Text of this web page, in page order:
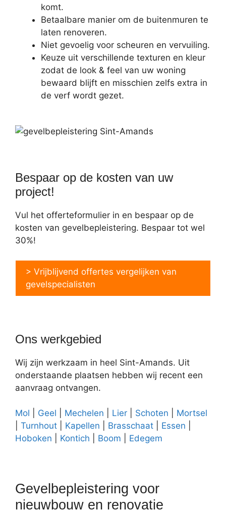
komt.
Betaalbare manier om de buitenmuren te
laten renoveren.
Niet gevoelig voor scheuren en vervuiling.
Keuze uit verschillende texturen en kleur
zodat de look & feel van uw woning
bewaard blijft en misschien zelfs extra in
de verf wordt gezet.
Bespaar op de kosten van uw
project!
Vul het offerteformulier in en bespaar op de
kosten van gevelbepleistering. Bespaar tot wel
30%!
> Vrijblijvend offertes vergelijken van
gevelspecialisten
Ons werkgebied
Wij zijn werkzaam in heel Sint-Amands. Uit
onderstaande plaatsen hebben wij recent een
aanvraag ontvangen.
Mol Geel Mechelen Lier Schoten
Mortsel
Turnhout Kapellen Brasschaat Essen
Hoboken
Kontich Boom Edegem
Gevelbepleistering voor
nieuwbouw en renovatie